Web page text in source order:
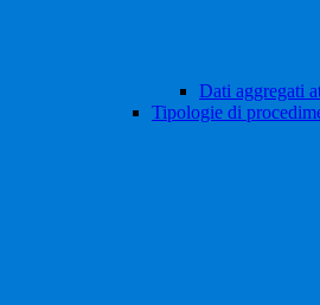
Dati aggregati
Tipologie di